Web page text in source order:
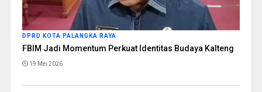
DPRD KOTA PALANGKA RAYA
FBIM Jadi Momentum Perkuat Identitas Budaya Kalteng
19 Mei 2026